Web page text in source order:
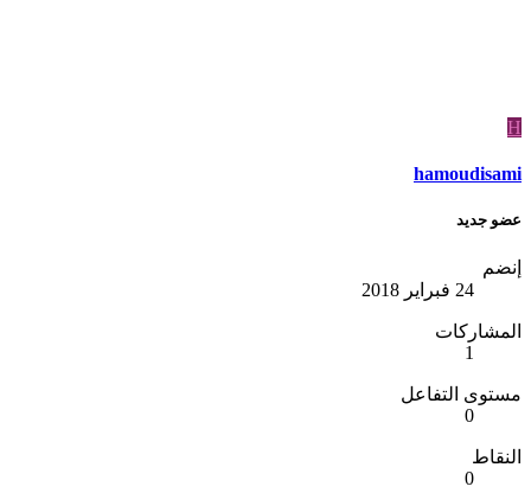
H
hamoudisami
عضو جديد
إنضم
24 فبراير 2018
المشاركات
1
مستوى التفاعل
0
النقاط
0